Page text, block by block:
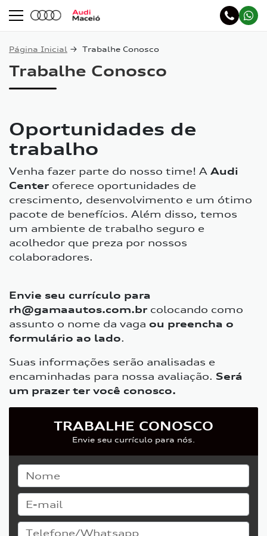
Página Inicial Trabalhe Conosco
Trabalhe Conosco
Oportunidades de
trabalho
Venha fazer parte do nosso time! A Audi
Center oferece oportunidades de
crescimento, desenvolvimento e um ótimo
pacote de benefícios. Além disso, temos
um ambiente de trabalho seguro e
acolhedor que preza por nossos
colaboradores.
Envie seu currículo para
rh@gamaautos.com.br colocando como
assunto o nome da vaga ou preencha o
formulário ao lado.
Suas informações serão analisadas e
encaminhadas para nossa avaliação. Será
um prazer ter você conosco.
TRABALHE CONOSCO
Envie seu currículo para nós.